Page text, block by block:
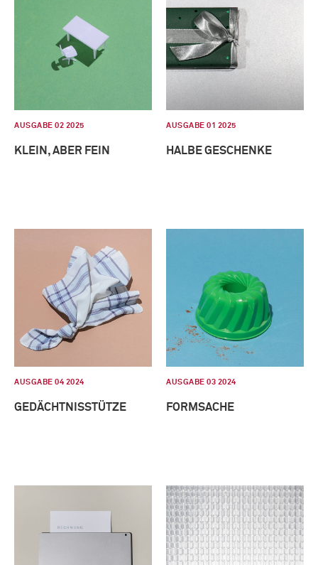
AUSGABE 02 2025
KLEIN, ABER FEIN
AUSGABE 01 2025
HALBE GESCHENKE
AUSGABE 04 2024
GEDÄCHTNISSTÜTZE
AUSGABE 03 2024
FORMSACHE